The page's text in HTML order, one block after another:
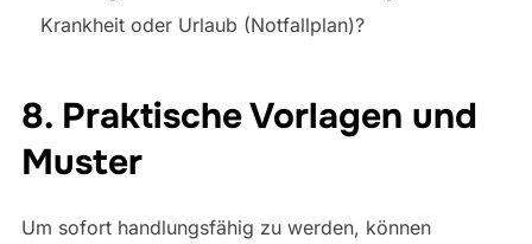
Krankheit oder Urlaub (Notfallplan)?
8. Praktische Vorlagen und
Muster
Um sofort handlungsfähig zu werden, können